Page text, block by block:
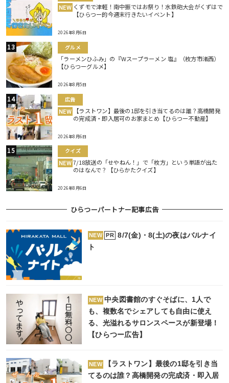
NEW くずモで津軽！南中振ではお祭り！水鉄砲大会がくずはで
【ひらつー的今週末行きたいイベント】
2026年8月6日
グルメ
「ラーメンひふみ」の『Wスープラーメン 塩』（枚方市渚西）
【ひらつーグルメ】
2026年8月5日
広告
NEW
【ラストワン】最後の1邸を引き当てるのは誰？高橋開発
の完成済・即入居可のお家まとめ【ひらつー不動産】
2026年8月6日
クイズ
NEW 7/18放送の「せやねん！」で「枚方」という単語が出た
のはなんで？【ひらかたクイズ】
2026年8月6日
ひらつーパートナー記事広告
NEW PR
8/7(金)・8(土)の夜はバルナイ
ト
NEW 中央図書館のすぐそばに、1人で
も、複数名でシェアしても自由に使え
る、光溢れるサロンスペースが新登場！
【ひらつー広告】
NEW
【ラストワン】最後の1邸を引き当
てるのは誰？高橋開発の完成済・即入居